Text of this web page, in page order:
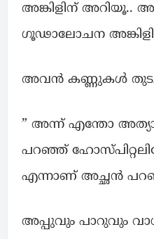
അങ്കിളിന് അറിയൂ..
ഗൂഢാലോചന
അവന്‍ കണ്ണുകൾ
” അന്ന് എന്തോ
പറഞ്ഞ്
എന്നാണ് അച്ഛൻ
അപ്പുവും പാറുവും